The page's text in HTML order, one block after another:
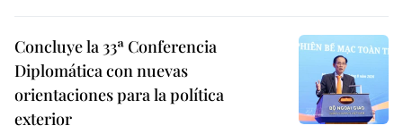
Concluye la 33ª Conferencia
Diplomática con nuevas
orientaciones para la política
exterior